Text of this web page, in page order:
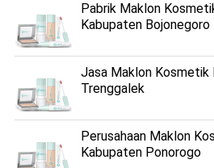
Pabrik Maklon
Kabupaten Bojonegoro
Jasa Maklon Kosmetik
Trenggalek
Perusahaan Maklon
Kabupaten Ponorogo